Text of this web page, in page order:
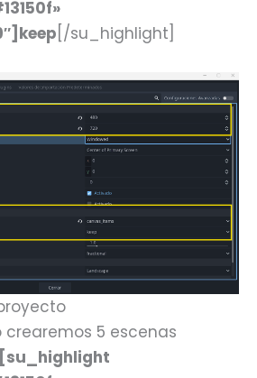
[/su_highlight]
crearemos 5 escenas
[su_highlight